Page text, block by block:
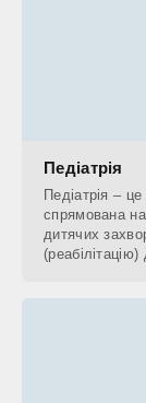
Педіатрія
Педіатрія –
спрямована на
дитячих